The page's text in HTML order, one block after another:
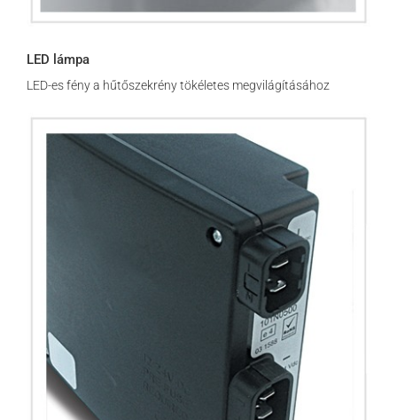
LED lámpa
LED-es fény a hűtőszekrény tökéletes megvilágításához